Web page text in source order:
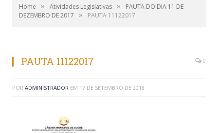
Home » Atividades Legislativas »
PAUTA DO DIA 11 DE
DEZEMBRO DE 2017
» PAUTA 11122017
PAUTA 11122017 0
POR ADMINISTRADOR EM 17 DE SETEMBRO DE 2018